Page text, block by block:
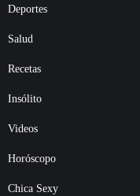
Deportes
Salud
Recetas
Insólito
Videos
Horóscopo
Chica Sexy